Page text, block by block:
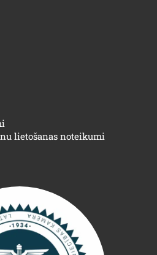
lietošanas noteikumi